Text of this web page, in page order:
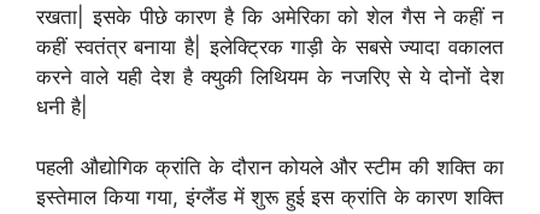
रखता| इसके पीछे कारण है कि अमेरिका को शेल गैस ने कहीं न
कहीं स्वतंत्र बनाया है| इलेक्ट्रिक गाड़ी के सबसे ज्यादा वकालत
करने वाले यही देश है क्युकी लिथियम के नजरिए से ये दोनों देश
धनी है|
पहली औद्योगिक क्रांति के दौरान कोयले और स्टीम की शक्ति का
इस्तेमाल किया गया, इंग्लैंड में शुरू हुई इस क्रांति के कारण शक्ति